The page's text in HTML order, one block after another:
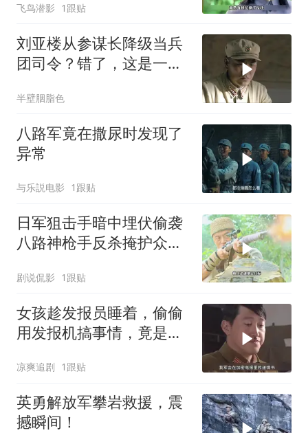
飞鸟潜影 1跟贴
刘亚楼从参谋长降级当兵
团司令？错了，这是一次
半壁胭脂色
八路军竟在撒尿时发现了
异常
与乐説电影 1跟贴
日军狙击手暗中埋伏偷袭
八路神枪手反杀掩护众人
剧说侃影 1跟贴
女孩趁发报员睡着，偷偷
用发报机搞事情，竟是为
凉爽追剧 1跟贴
英勇解放军攀岩救援，震
撼瞬间！